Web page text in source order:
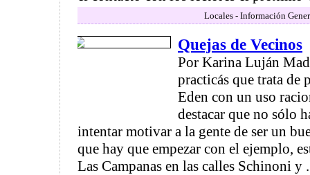
Locales - Información
Quejas de Vecinos
Por Karina Luján
practicás que trata de
Eden con un uso
destacar que no sólo
intentar motivar a la gente de ser un
que hay que empezar con el ejemplo,
Las Campanas en las calles Schinoni y